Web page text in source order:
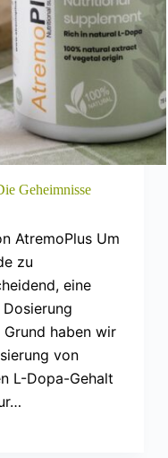
Geheimnisse
AtremoPlus Um
zu
eine
haben wir
von
L-Dopa-Gehalt